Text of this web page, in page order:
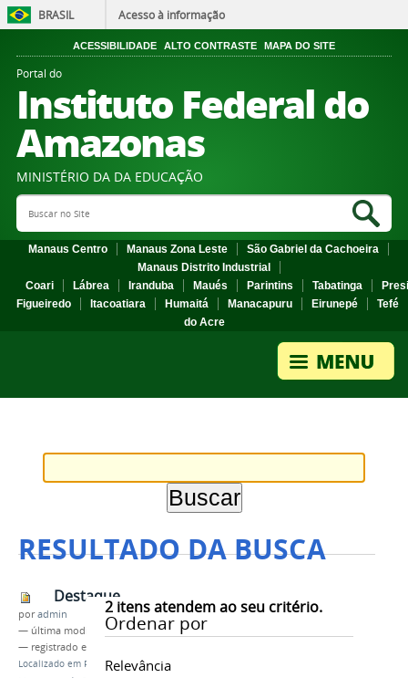
BRASIL Acesso à informação
ACESSIBILIDADE ALTO CONTRASTE MAPA DO SITE
Portal do
Instituto Federal do
Amazonas
MINISTÉRIO DA DA EDUCAÇÃO
Search Site
Manaus Centro Manaus Zona Leste
São Gabriel da Cachoeira
Manaus Distrito Industrial
Coari
Lábrea Iranduba Maués Parintins Tabatinga
Figueiredo
Itacoatiara Humaitá Manacapuru Eirunepé
Tefé
do Acre
RESULTADO DA BUSCA
2itens atendem ao seu critério.
Ordenar por
Relevância
Destaque
poradmin
— última modificação24/03/2016 00h47
— registrado em:
Localizado em PRÓ-REITORIAS /…/